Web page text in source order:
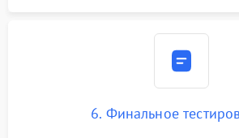
6. Финальное